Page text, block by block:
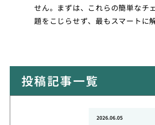
せん。まずは、これらの簡単なチ
題をこじらせず、最もスマートに
投稿記事一覧
2026.06.05